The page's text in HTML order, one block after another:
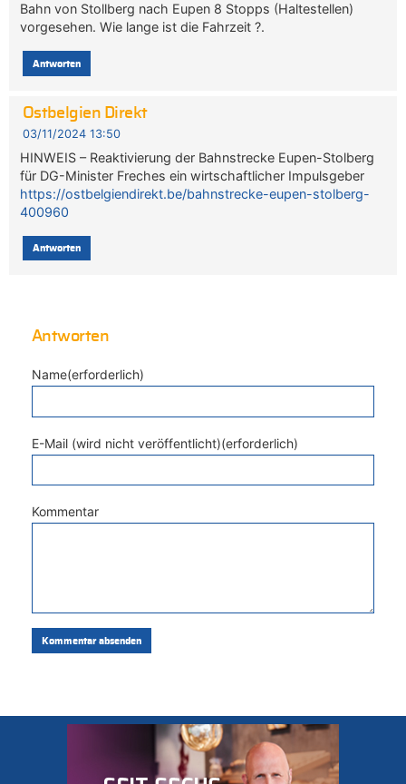
Bahn von Stollberg nach Eupen 8 Stopps (Haltestellen)
vorgesehen. Wie lange ist die Fahrzeit ?.
Antworten
Ostbelgien Direkt
03/11/2024 13:50
HINWEIS – Reaktivierung der Bahnstrecke Eupen-Stolberg
für DG-Minister Freches ein wirtschaftlicher Impulsgeber
https://ostbelgiendirekt.be/bahnstrecke-eupen-stolberg-
400960
Antworten
Antworten
Name(erforderlich)
E-Mail (wird nicht veröffentlicht)(erforderlich)
Kommentar